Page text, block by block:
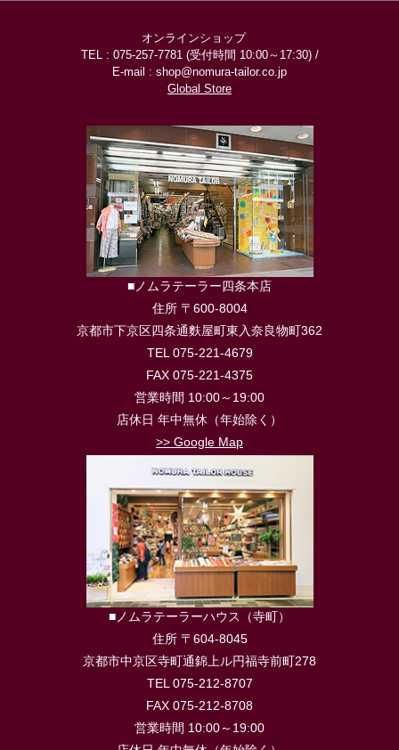
オンラインショップ
TEL : 075-257-7781 (受付時間 10:00～17:30) /
E-mail : shop@nomura-tailor.co.jp
Global Store
■ノムラテーラー四条本店
住所 〒600-8004
京都市下京区四条通麩屋町東入奈良物町362
TEL 075-221-4679
FAX 075-221-4375
営業時間 10:00～19:00
店休日 年中無休（年始除く）
>> Google Map
■ノムラテーラーハウス（寺町）
住所 〒604-8045
京都市中京区寺町通錦上ル円福寺前町278
TEL 075-212-8707
FAX 075-212-8708
営業時間 10:00～19:00